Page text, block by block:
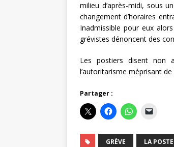
milieu d’après-midi, sous
changement d’horaires
Inadmissible pour eux
grévistes dénoncent des
Les postiers disent non
l’autoritarisme méprisant
Partager :
GRÈVE LA POSTE